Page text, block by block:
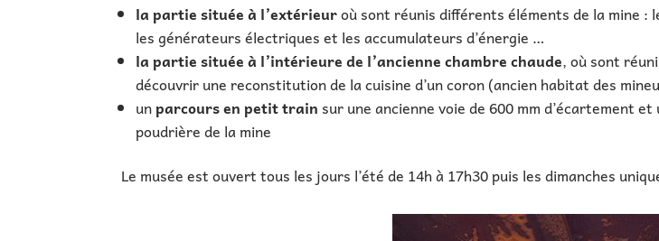
la partie située à l’extérieuroù sont réunis différents éléments de la mine
les générateurs électriques et les accumulateurs d’énergie …
la partie située à l’intérieure de l’ancienne chambre chaude, où sont
découvrir une reconstitution de la cuisine d’un coron (ancien habitat des
unparcours en petit train sur une ancienne voie de 600 mm d’écartement et
poudrière de la mine
Le musée est ouvert tous les jours l’été de 14h à 17h30 puis les dimanches